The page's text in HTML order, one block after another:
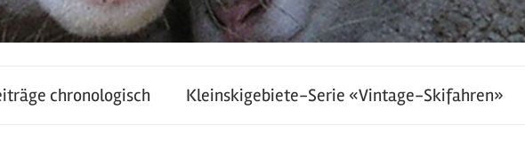
chronologisch Kleinskigebiete-Serie «Vintage-Skifahren»